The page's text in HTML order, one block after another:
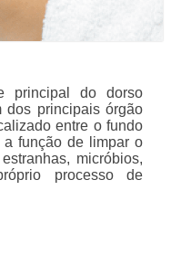
principal do dorso
dos principais órgão
entre o fundo
a função de limpar o
micróbios,
processo de